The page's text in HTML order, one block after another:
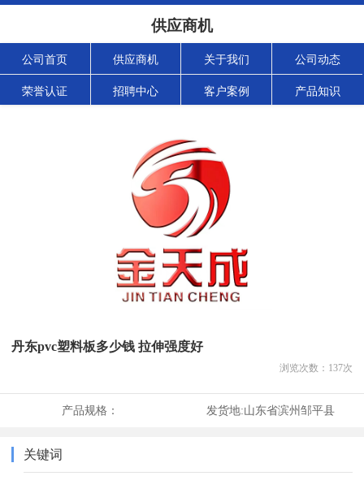
供应商机
公司首页 供应商机 关于我们 公司动态
荣誉认证 招聘中心 客户案例 产品知识
丹东pvc塑料板多少钱 拉伸强度好
浏览次数： 137次
产品规格： 发货地:山东省滨州邹平县
关键词